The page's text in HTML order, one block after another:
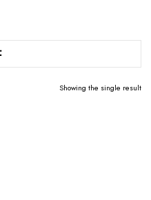
Showing the single result